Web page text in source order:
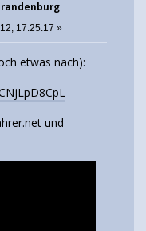
17:25:17 »
etwas nach):
und